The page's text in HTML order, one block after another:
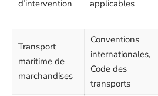
d’intervention
applicables
Transport
maritime de
marchandises
Conventions
internationales,
Code des
transports